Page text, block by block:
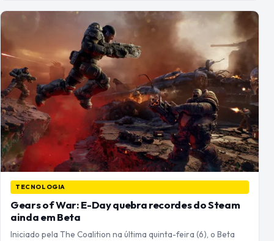
TECNOLOGIA
Gears of War: E-Day quebra recordes do Steam
ainda em Beta
Iniciado pela The Coalition na última quinta-feira (6), o Beta